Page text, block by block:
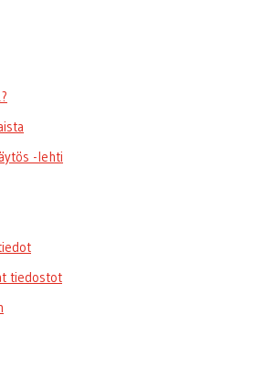
-lehti
tiedostot